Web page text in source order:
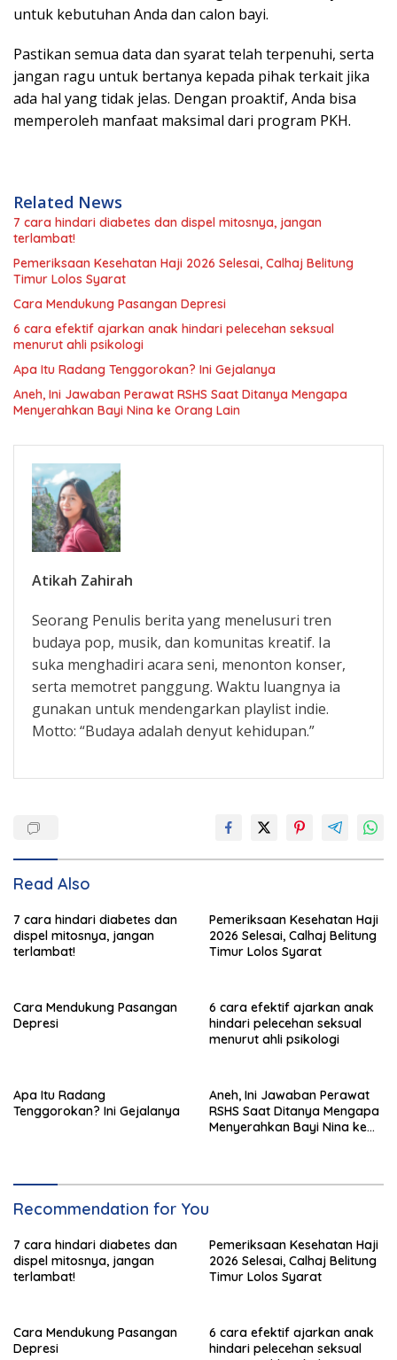
untuk kebutuhan Anda dan calon bayi.
Pastikan semua data dan syarat telah terpenuhi, serta
jangan ragu untuk bertanya kepada pihak terkait jika
ada hal yang tidak jelas. Dengan proaktif, Anda bisa
memperoleh manfaat maksimal dari program PKH.
Related News
7 cara hindari diabetes dan dispel mitosnya, jangan
terlambat!
Pemeriksaan Kesehatan Haji 2026 Selesai, Calhaj Belitung
Timur Lolos Syarat
Cara Mendukung Pasangan Depresi
6 cara efektif ajarkan anak hindari pelecehan seksual
menurut ahli psikologi
Apa Itu Radang Tenggorokan? Ini Gejalanya
Aneh, Ini Jawaban Perawat RSHS Saat Ditanya Mengapa
Menyerahkan Bayi Nina ke Orang Lain
Atikah Zahirah
Seorang Penulis berita yang menelusuri tren
budaya pop, musik, dan komunitas kreatif. Ia
suka menghadiri acara seni, menonton konser,
serta memotret panggung. Waktu luangnya ia
gunakan untuk mendengarkan playlist indie.
Motto: “Budaya adalah denyut kehidupan.”
Read Also
7 cara hindari diabetes dan
dispel mitosnya, jangan
terlambat!
Pemeriksaan Kesehatan Haji
2026 Selesai, Calhaj Belitung
Timur Lolos Syarat
Cara Mendukung Pasangan
Depresi
6 cara efektif ajarkan anak
hindari pelecehan seksual
menurut ahli psikologi
Apa Itu Radang
Tenggorokan? Ini Gejalanya
Aneh, Ini Jawaban Perawat
RSHS Saat Ditanya Mengapa
Menyerahkan Bayi Nina ke
Recommendation for You
7 cara hindari diabetes dan
dispel mitosnya, jangan
terlambat!
Pemeriksaan Kesehatan Haji
2026 Selesai, Calhaj Belitung
Timur Lolos Syarat
Cara Mendukung Pasangan
Depresi
6 cara efektif ajarkan anak
hindari pelecehan seksual